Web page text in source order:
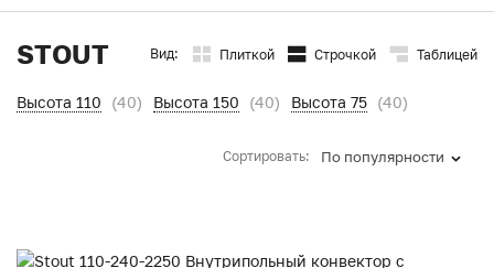
STOUT Вид: Плиткой Строчкой Таблицей
Высота 110 (40) Высота 150 (40) Высота 75 (40)
Сортировать: По популярности